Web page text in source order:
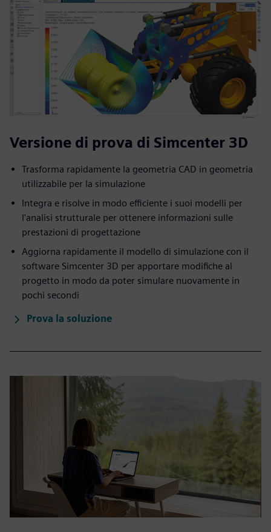
Versione di prova di Simcenter 3D
Trasforma rapidamente la geometria CAD in geometria
utilizzabile per la simulazione
Integra e risolve in modo efficiente i suoi modelli per
l'analisi strutturale per ottenere informazioni sulle
prestazioni di progettazione
Aggiorna rapidamente il modello di simulazione con il
software Simcenter 3D per apportare modifiche al
progetto in modo da poter simulare nuovamente in
pochi secondi
Prova la soluzione